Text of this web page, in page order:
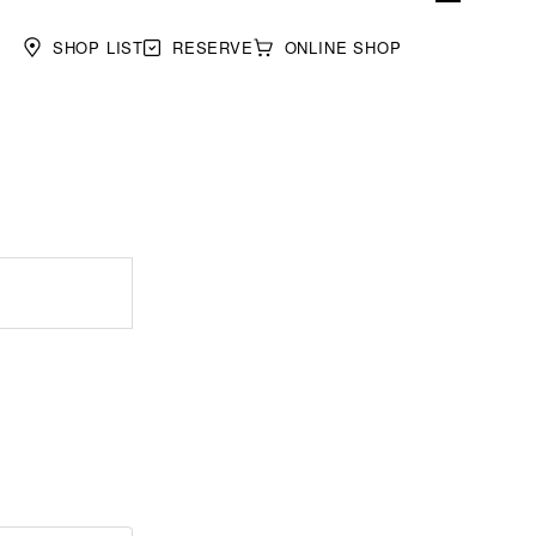
SHOP LIST RESERVE ONLINE SHOP